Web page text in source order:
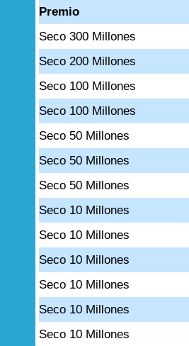
Premio
Seco 300 Millones
Seco 200 Millones
Seco 100 Millones
Seco 100 Millones
Seco 50 Millones
Seco 50 Millones
Seco 50 Millones
Seco 10 Millones
Seco 10 Millones
Seco 10 Millones
Seco 10 Millones
Seco 10 Millones
Seco 10 Millones